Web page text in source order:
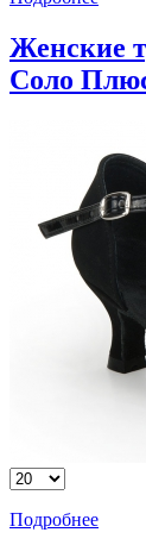
Женские
Соло
Подробнее